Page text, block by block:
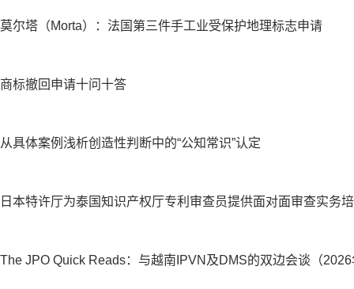
莫尔塔（Morta）：法国第三件手工业受保护地理标志申请
商标撤回申请十问十答
从具体案例浅析创造性判断中的“公知常识”认定
日本特许厅为泰国知识产权厅专利审查员提供面对面审查实务
The JPO Quick Reads：与越南IPVN及DMS的双边会谈（